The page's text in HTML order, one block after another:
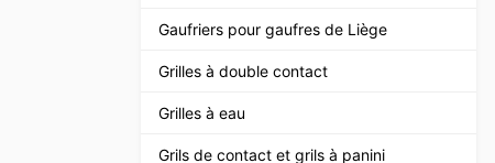
Gaufriers pour gaufres de Liège
Grilles à double contact
Grilles à eau
Grils de contact et grils à panini